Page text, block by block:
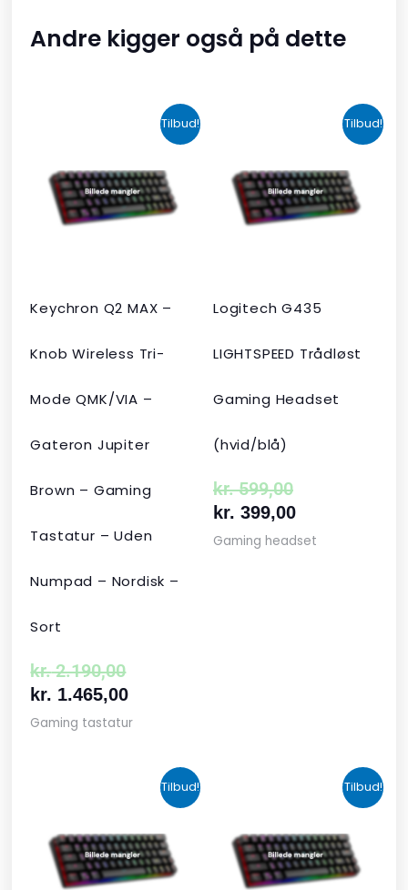
Andre kigger også på dette
Tilbud!
Keychron Q2 MAX –
Knob Wireless Tri-
Mode QMK/VIA –
Gateron Jupiter
Brown – Gaming
Tastatur – Uden
Numpad – Nordisk –
Sort
kr.2.190,00
oprindelige
pris
var:
kr. 2.190,00.
kr. 1.465,00
Den
aktuelle
pris
er:
kr. 1.465,00.
Gaming tastatur
Tilbud!
Logitech G435
LIGHTSPEED Trådløst
Gaming Headset
(hvid/blå)
kr.599,00
oprindelige
pris
var:
kr. 599,00.
kr. 399,00
aktuelle
pris
er:
kr. 399,00.
Gaming headset
Tilbud!
oprindelige
pris
var:
kr. 424,00.
aktuelle
pris
er:
kr. 349,00.
Tilbud!
oprindelige
pris
var:
kr.
aktuelle
pris
er:
kr. 679,00.